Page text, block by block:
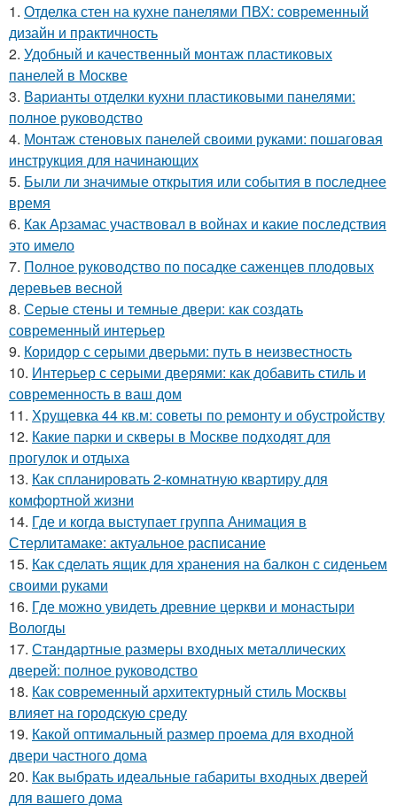
1. Отделка стен на кухне панелями ПВХ: современный
дизайн и практичность
2. Удобный и качественный монтаж пластиковых
панелей в Москве
3. Варианты отделки кухни пластиковыми панелями:
полное руководство
4. Монтаж стеновых панелей своими руками: пошаговая
инструкция для начинающих
5. Были ли значимые открытия или события в последнее
время
6. Как Арзамас участвовал в войнах и какие последствия
это имело
7. Полное руководство по посадке саженцев плодовых
деревьев весной
8. Серые стены и темные двери: как создать
современный интерьер
9. Коридор с серыми дверьми: путь в неизвестность
10. Интерьер с серыми дверями: как добавить стиль и
современность в ваш дом
11. Хрущевка 44 кв.м: советы по ремонту и обустройству
12. Какие парки и скверы в Москве подходят для
прогулок и отдыха
13. Как спланировать 2-комнатную квартиру для
комфортной жизни
14. Где и когда выступает группа Анимация в
Стерлитамаке: актуальное расписание
15. Как сделать ящик для хранения на балкон с сиденьем
своими руками
16. Где можно увидеть древние церкви и монастыри
Вологды
17. Стандартные размеры входных металлических
дверей: полное руководство
18. Как современный архитектурный стиль Москвы
влияет на городскую среду
19. Какой оптимальный размер проема для входной
двери частного дома
20. Как выбрать идеальные габариты входных дверей
для вашего дома